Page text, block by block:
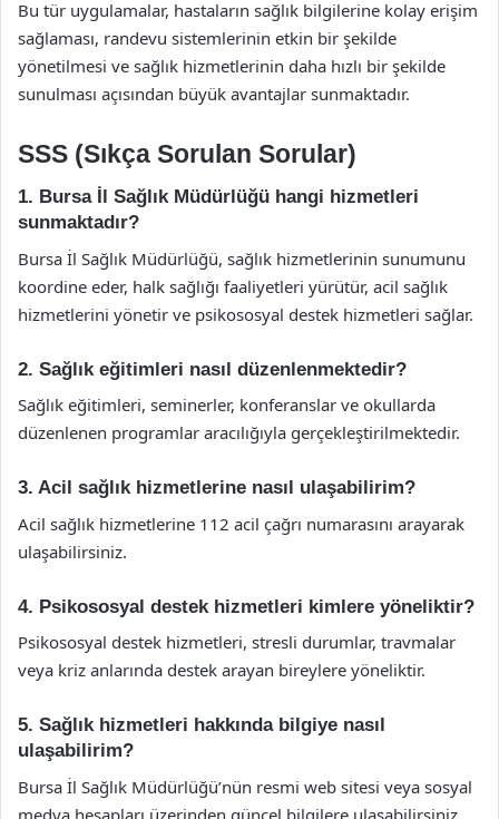
Bu tür uygulamalar, hastaların sağlık bilgilerine kolay erişim
sağlaması, randevu sistemlerinin etkin bir şekilde
yönetilmesi ve sağlık hizmetlerinin daha hızlı bir şekilde
sunulması açısından büyük avantajlar sunmaktadır.
SSS (Sıkça Sorulan Sorular)
1. Bursa İl Sağlık Müdürlüğü hangi hizmetleri
sunmaktadır?
Bursa İl Sağlık Müdürlüğü, sağlık hizmetlerinin sunumunu
koordine eder, halk sağlığı faaliyetleri yürütür, acil sağlık
hizmetlerini yönetir ve psikososyal destek hizmetleri sağlar.
2. Sağlık eğitimleri nasıl düzenlenmektedir?
Sağlık eğitimleri, seminerler, konferanslar ve okullarda
düzenlenen programlar aracılığıyla gerçekleştirilmektedir.
3. Acil sağlık hizmetlerine nasıl ulaşabilirim?
Acil sağlık hizmetlerine 112 acil çağrı numarasını arayarak
ulaşabilirsiniz.
4. Psikososyal destek hizmetleri kimlere yöneliktir?
Psikososyal destek hizmetleri, stresli durumlar, travmalar
veya kriz anlarında destek arayan bireylere yöneliktir.
5. Sağlık hizmetleri hakkında bilgiye nasıl
ulaşabilirim?
Bursa İl Sağlık Müdürlüğü’nün resmi web sitesi veya sosyal
medya hesapları üzerinden güncel bilgilere ulaşabilirsiniz.